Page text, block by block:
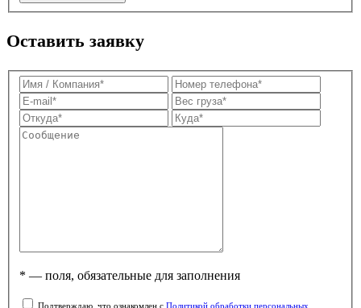
Оставить заявку
* — поля, обязательные для заполнения